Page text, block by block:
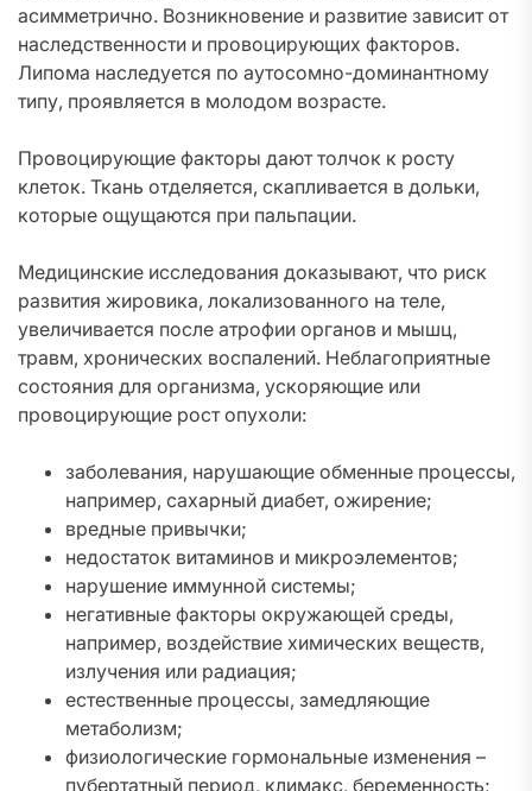
асимметрично. Возникновение и развитие зависит от
наследственности и провоцирующих факторов.
Липома наследуется по аутосомно-доминантному
типу, проявляется в молодом возрасте.
Провоцирующие факторы дают толчок к росту
клеток. Ткань отделяется, скапливается в дольки,
которые ощущаются при пальпации.
Медицинские исследования доказывают, что риск
развития жировика, локализованного на теле,
увеличивается после атрофии органов и мышц,
травм, хронических воспалений. Неблагоприятные
состояния для организма, ускоряющие или
провоцирующие рост опухоли:
заболевания, нарушающие обменные процессы,
например, сахарный диабет, ожирение;
вредные привычки;
недостаток витаминов и микроэлементов;
нарушение иммунной системы;
негативные факторы окружающей среды,
например, воздействие химических веществ,
излучения или радиация;
естественные процессы, замедляющие
метаболизм;
физиологические гормональные изменения –
пубертатный период, климакс, беременность;